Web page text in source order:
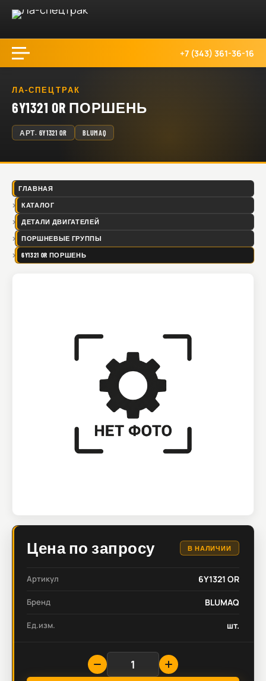
+7 (343) 361-36-16
ЛА-СПЕЦТРАК
6Y1321 OR ПОРШЕНЬ
АРТ. 6Y1321 OR BLUMAQ
ГЛАВНАЯ
КАТАЛОГ
ДЕТАЛИ ДВИГАТЕЛЕЙ
ПОРШНЕВЫЕ ГРУППЫ
6Y1321 OR ПОРШЕНЬ
Цена по запросу В НАЛИЧИИ
Артикул 6Y1321 OR
Бренд BLUMAQ
Ед.изм. шт.